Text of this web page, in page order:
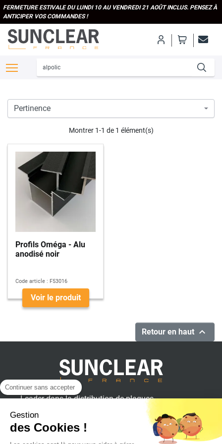
FERMETURE ESTIVALE DU LUNDI 10 AU VENDREDI 21 AOÛT INCLUS. PENSEZ À
ANTICIPER VOS COMMANDES !
Montrer 1-1 de 1 élément(s)
Profils Oméga - Alu
anodisé noir
Code article : F53016
Voir le produit
Retour en haut 
Leader dans la distribution de plaques
plastiques, aluminium et composites
pour professionnels.
Continuer sans accepter
Gestion
des Cookies !